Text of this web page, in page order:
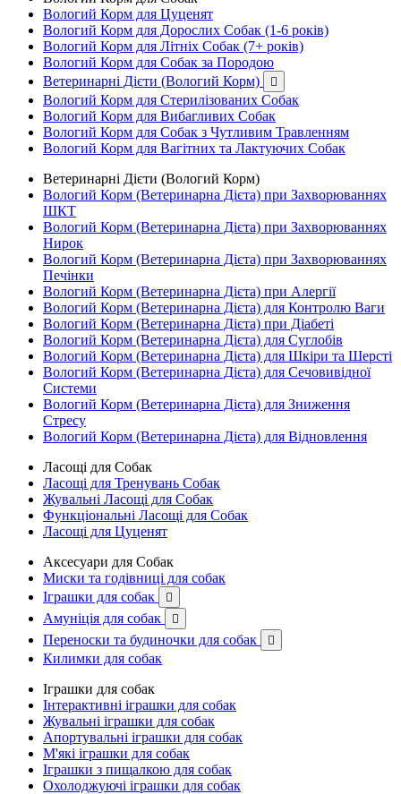
Вологий Корм для Цуценят
Вологий Корм для Дорослих Собак (1-6 років)
Вологий Корм для Літніх Собак (7+ років)
Вологий Корм для Собак за Породою
Ветеринарні Дієти (Вологий Корм)

Вологий Корм для Стерилізованих Собак
Вологий Корм для Вибагливих Собак
Вологий Корм для Собак з Чутливим Травленням
Вологий Корм для Вагітних та Лактуючих Собак
Ветеринарні Дієти (Вологий Корм)
Вологий Корм (Ветеринарна Дієта) при Захворюваннях
ШКТ
Вологий Корм (Ветеринарна Дієта) при Захворюваннях
Нирок
Вологий Корм (Ветеринарна Дієта) при Захворюваннях
Печінки
Вологий Корм (Ветеринарна Дієта) при Алергії
Вологий Корм (Ветеринарна Дієта) для Контролю Ваги
Вологий Корм (Ветеринарна Дієта) при Діабеті
Вологий Корм (Ветеринарна Дієта) для Суглобів
Вологий Корм (Ветеринарна Дієта) для Шкіри та Шерсті
Вологий Корм (Ветеринарна Дієта) для Сечовивідної
Системи
Вологий Корм (Ветеринарна Дієта) для Зниження
Стресу
Вологий Корм (Ветеринарна Дієта) для Відновлення
Ласощі для Собак
Ласощі для Тренувань Собак
Жувальні Ласощі для Собак
Функціональні Ласощі для Собак
Ласощі для Цуценят
Аксесуари для Собак
Миски та годівниці для собак
Іграшки для собак

Амуніція для собак 
Переноски та будиночки для собак 
Килимки для собак
Іграшки для собак
Інтерактивні іграшки для собак
Жувальні іграшки для собак
Апортувальні іграшки для собак
М'які іграшки для собак
Іграшки з пищалкою для собак
Охолоджуючі іграшки для собак